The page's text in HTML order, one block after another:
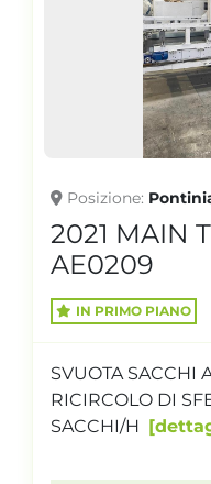
Posizione
2021 MAIN
AE0209
IN PRIMO PIANO
SVUOTA SACCHI
RICIRCOLO DI
SACCHI/H